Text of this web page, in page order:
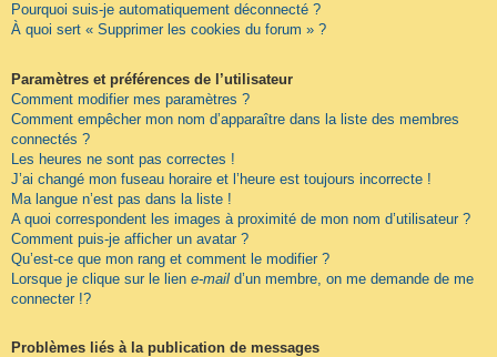
Pourquoi suis-je automatiquement déconnecté ?
À quoi sert « Supprimer les cookies du forum » ?
Paramètres et préférences de l’utilisateur
Comment modifier mes paramètres ?
Comment empêcher mon nom d’apparaître dans la liste des membres
connectés ?
Les heures ne sont pas correctes !
J’ai changé mon fuseau horaire et l’heure est toujours incorrecte !
Ma langue n’est pas dans la liste !
A quoi correspondent les images à proximité de mon nom d’utilisateur ?
Comment puis-je afficher un avatar ?
Qu’est-ce que mon rang et comment le modifier ?
Lorsque je clique sur le lien e-mail d’un membre, on me demande de me
connecter !?
Problèmes liés à la publication de messages